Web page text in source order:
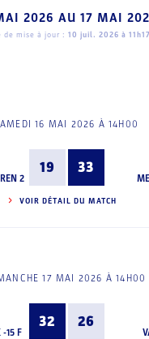
2026 AU 17 MAI
de mise à jour : 10 juil. 2026 à 11h17
16 MAI 2026 À 14H00
2
19 33
VOIR DÉTAIL DU MATCH
17 MAI 2026 À 14H00
-15 F
32 26